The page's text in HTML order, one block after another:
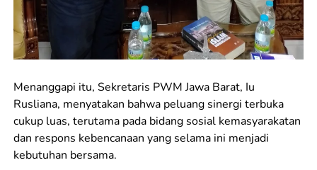
Menanggapi itu, Sekretaris PWM Jawa Barat, Iu
Rusliana, menyatakan bahwa peluang sinergi terbuka
cukup luas, terutama pada bidang sosial kemasyarakatan
dan respons kebencanaan yang selama ini menjadi
kebutuhan bersama.